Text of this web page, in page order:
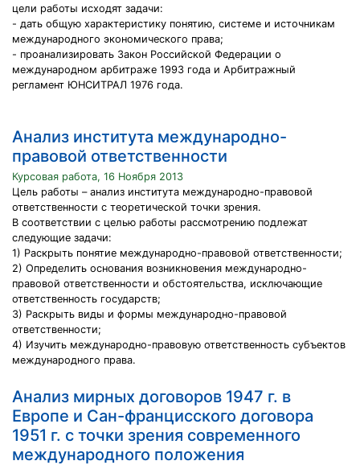
цели работы исходят задачи:
- дать общую характеристику понятию, системе и источникам
международного экономического права;
- проанализировать Закон Российской Федерации о
международном арбитраже 1993 года и Арбитражный
регламент ЮНСИТРАЛ 1976 года.
Анализ института международно-
правовой ответственности
Курсовая работа, 16 Ноября 2013
Цель работы – анализ института международно-правовой
ответственности с теоретической точки зрения.
В соответствии с целью работы рассмотрению подлежат
следующие задачи:
1) Раскрыть понятие международно-правовой ответственности;
2) Определить основания возникновения международно-
правовой ответственности и обстоятельства, исключающие
ответственность государств;
3) Раскрыть виды и формы международно-правовой
ответственности;
4) Изучить международно-правовую ответственность субъектов
международного права.
Анализ мирных договоров 1947 г. в
Европе и Сан-францисского договора
1951 г. с точки зрения современного
международного положения